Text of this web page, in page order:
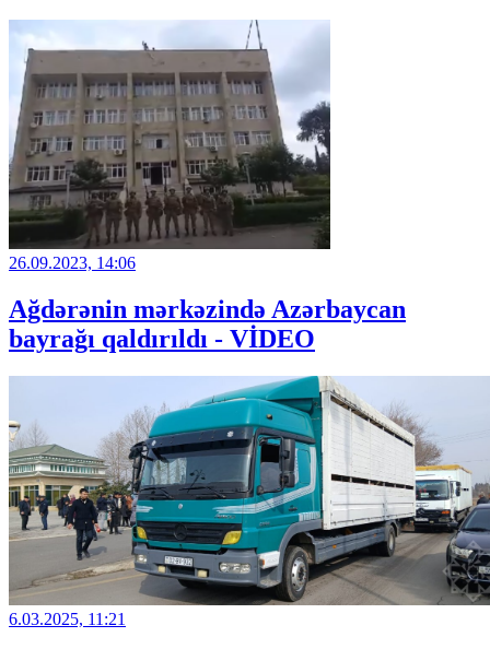
26.09.2023, 14:06
Ağdərənin mərkəzində Azərbaycan
bayrağı qaldırıldı - VİDEO
6.03.2025, 11:21